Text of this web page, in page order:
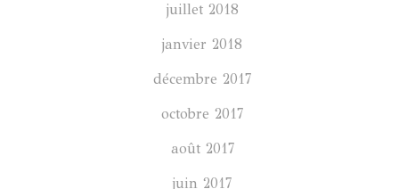
juillet 2018
janvier 2018
décembre 2017
octobre 2017
août 2017
juin 2017